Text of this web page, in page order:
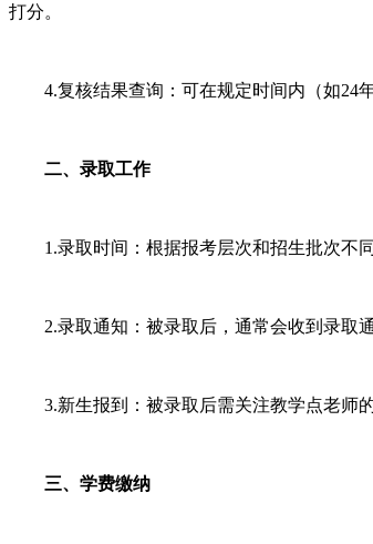
打分。
4.复核结果查询：可在规定时间内（如24年
二、录取工作
1.录取时间：根据报考层次和招生批次不同
2.录取通知：被录取后，通常会收到录取通
3.新生报到：被录取后需关注教学点老师的
三、学费缴纳